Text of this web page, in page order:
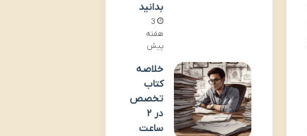
بدانید
3
هفته
پیش
خلاصه
کتاب
تخصص
در ۲
ساعت